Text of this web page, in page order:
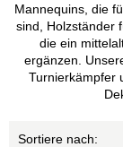
Mannequins, die
sind, Holzständer
die ein
ergänzen.
Turnierkämpfer
Sortiere nach: